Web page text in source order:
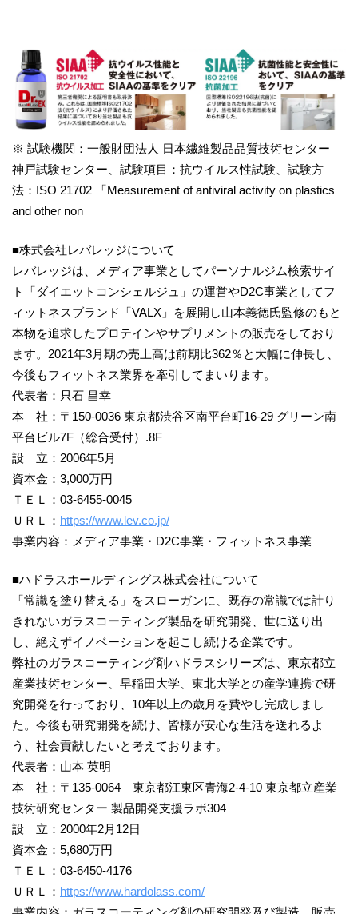
※ 試験機関：一般財団法人 日本繊維製品品質技術センター
神戸試験センター、試験項目：抗ウイルス性試験、試験方
法：ISO 21702 「Measurement of antiviral activity on plastics
and other non
■株式会社レバレッジについて
レバレッジは、メディア事業としてパーソナルジム検索サイ
ト「ダイエットコンシェルジュ」の運営やD2C事業としてフ
ィットネスブランド「VALX」を展開し山本義徳氏監修のもと
本物を追求したプロテインやサプリメントの販売をしており
ます。2021年3月期の売上高は前期比362％と大幅に伸長し、
今後もフィットネス業界を牽引してまいります。
代表者：只石 昌幸
本 社：〒150-0036 東京都渋谷区南平台町16-29 グリーン南
平台ビル7F（総合受付）.8F
設 立：2006年5月
資本金：3,000万円
ＴＥＬ：03-6455-0045
ＵＲＬ： https://www.lev.co.jp/
事業内容：メディア事業・D2C事業・フィットネス事業
■ハドラスホールディングス株式会社について
「常識を塗り替える」をスローガンに、既存の常識では計り
きれないガラスコーティング製品を研究開発、世に送り出
し、絶えずイノベーションを起こし続ける企業です。
弊社のガラスコーティング剤ハドラスシリーズは、東京都立
産業技術センター、早稲田大学、東北大学との産学連携で研
究開発を行っており、10年以上の歳月を費やし完成しまし
た。今後も研究開発を続け、皆様が安心な生活を送れるよ
う、社会貢献したいと考えております。
代表者：山本 英明
本 社：〒135-0064 東京都江東区青海2-4-10 東京都立産業
技術研究センター 製品開発支援ラボ304
設 立：2000年2月12日
資本金：5,680万円
ＴＥＬ：03-6450-4176
ＵＲＬ： https://www.hardolass.com/